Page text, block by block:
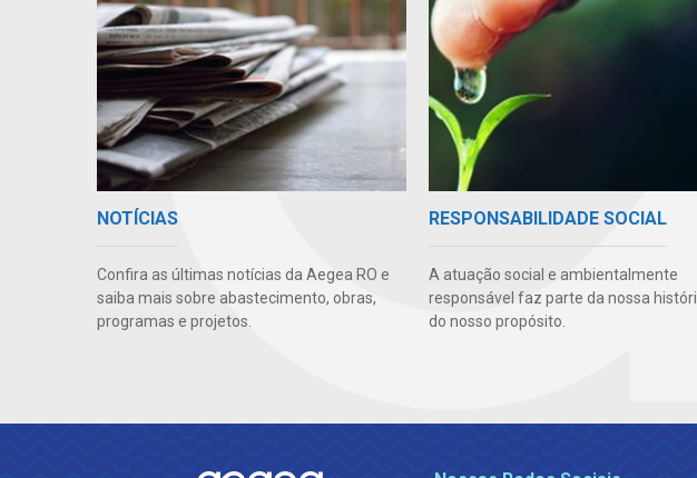
NOTÍCIAS
Confira as últimas notícias da Aegea RO e
saiba mais sobre abastecimento, obras,
programas e projetos.
RESPONSABILIDADE SOCIAL
A atuação social e ambientalmente
responsável faz parte da nossa
do nosso propósito.